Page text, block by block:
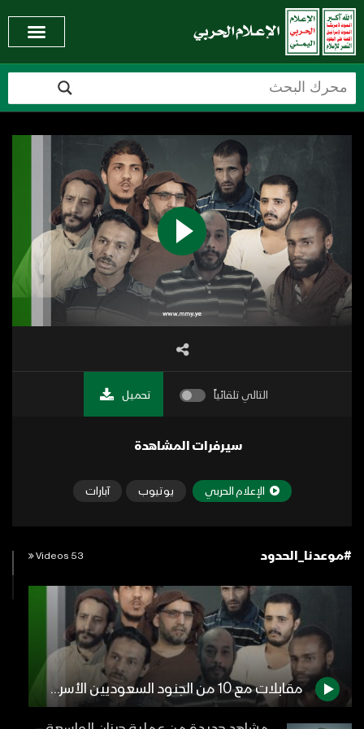
التالي تلقائياً تحميل
سيرفرات المشاهدة
الإعلام الحربي يوتيوب آبارات
#موعدنا_الحدود 53 Videos
مقابلات مع 10 من الجنود السعوديين الأسرى لدى الجيش واللجان الشعبية من جبهات ماوراء الحدود